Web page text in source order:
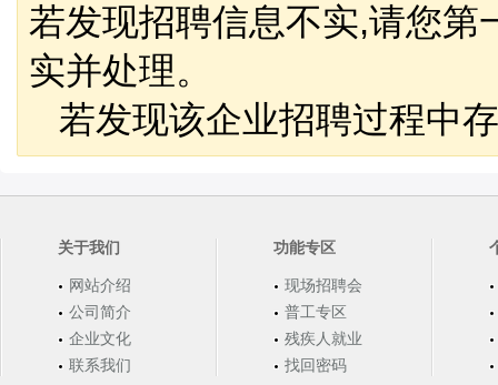
若发现招聘信息不实,请您第
实并处理。
若发现该企业招聘过程中
关于我们
网站介绍
公司简介
企业文化
联系我们
功能专区
现场招聘会
普工专区
残疾人就业
找回密码